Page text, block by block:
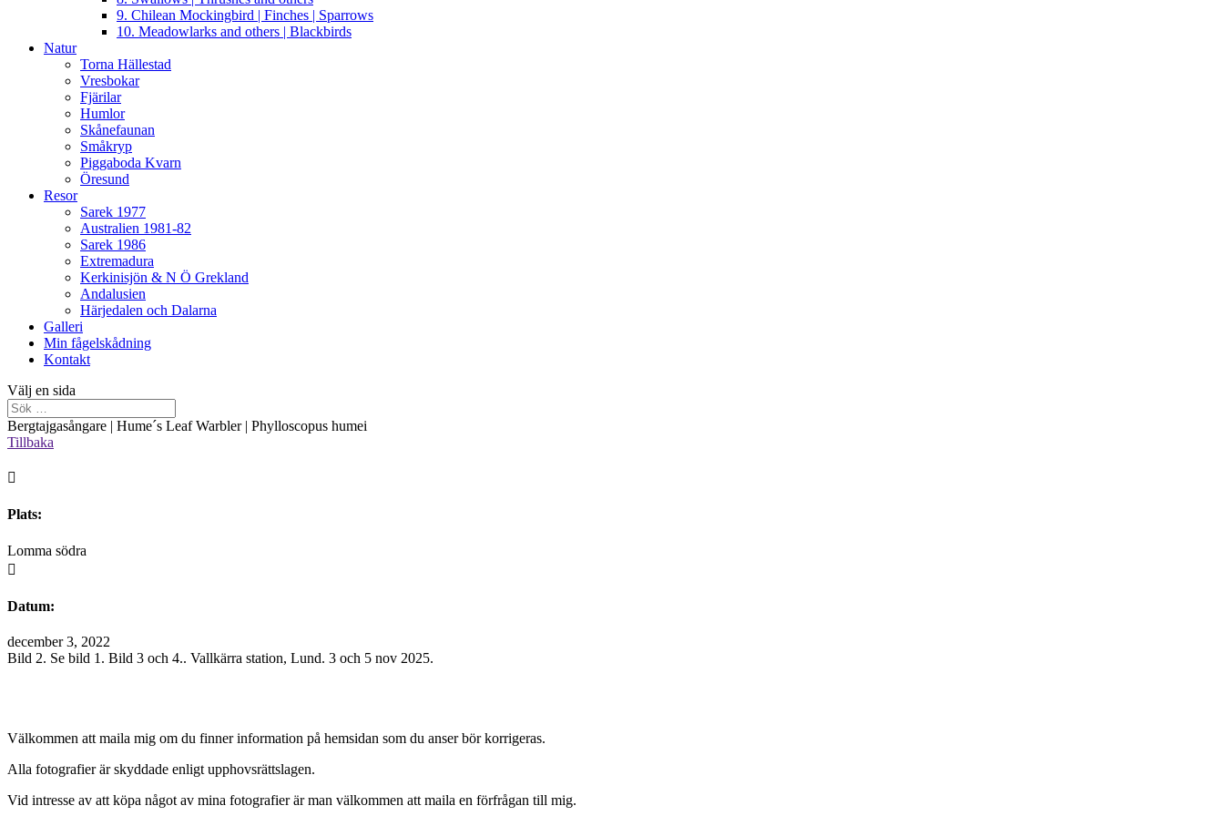
9. Chilean Mockingbird | Finches | Sparrows
10. Meadowlarks and others | Blackbirds
Natur
Torna Hällestad
Vresbokar
Fjärilar
Humlor
Skånefaunan
Småkryp
Piggaboda Kvarn
Öresund
Resor
Sarek 1977
Australien 1981-82
Sarek 1986
Extremadura
Kerkinisjön & N Ö Grekland
Andalusien
Härjedalen och Dalarna
Galleri
Min fågelskådning
Kontakt
Välj en sida
Bergtajgasångare | Hume´s Leaf Warbler | Phylloscopus humei
Tillbaka

Plats:
Lomma södra

Datum:
december 3, 2022
Bild 2. Se bild 1. Bild 3 och 4.. Vallkärra station, Lund. 3 och 5 nov 2025.
Välkommen att maila mig om du finner information på hemsidan som du anser bör korrigeras.
Alla fotografier är skyddade enligt upphovsrättslagen.
Vid intresse av att köpa något av mina fotografier är man välkommen att maila en förfrågan till mig.